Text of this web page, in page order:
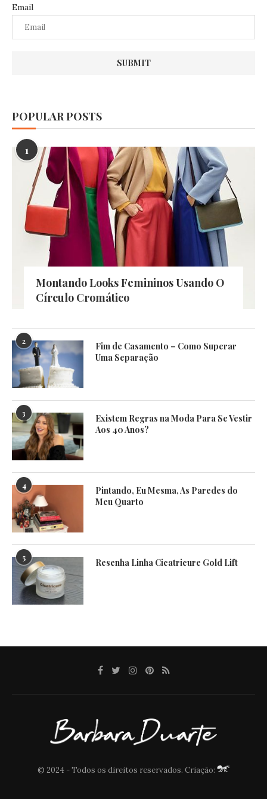
Email
POPULAR POSTS
1
Montando Looks Femininos Usando O
Círculo Cromático
2
Fim de Casamento – Como Superar
Uma Separação
3
Existem Regras na Moda Para Se Vestir
Aos 40 Anos?
4
Pintando, Eu Mesma, As Paredes do
Meu Quarto
5 Resenha Linha Cicatricure Gold Lift
© 2024 - Todos os direitos reservados. Criação: